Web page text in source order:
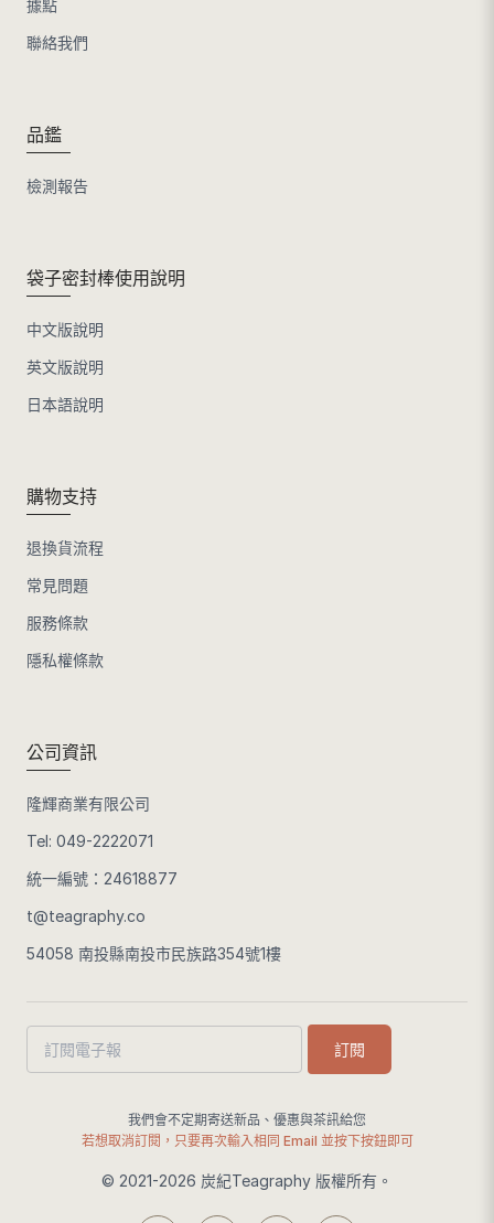
據點
聯絡我們
品鑑
檢測報告
袋子密封棒使用說明
中文版說明
英文版說明
日本語說明
購物支持
退換貨流程
常見問題
服務條款
隱私權條款
公司資訊
隆輝商業有限公司
Tel: 049-2222071
統一編號：24618877
t@teagraphy.co
54058 南投縣南投市民族路354號1樓
訂閱
我們會不定期寄送新品、優惠與茶訊給您
若想取消訂閱，只要再次輸入相同 Email 並按下按鈕即可
© 2021-2026 炭紀Teagraphy 版權所有。